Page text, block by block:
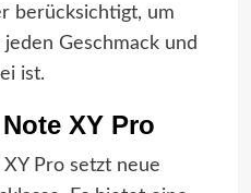
berücksichtigt, um
Geschmack und
ist.
XY Pro
Pro setzt neue